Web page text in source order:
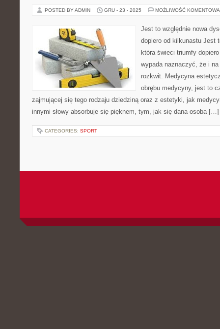
POSTED BY ADMIN GRU - 23 - 2025 MOŻLIWOŚĆ
Jest to względnie nowa
dopiero od kilkunastu Jest
która świeci triumfy
wypada naznaczyć, że i
rozkwit. Medycyna
obrębu medycyny, jest to
zajmującej się tego rodzaju dziedziną oraz z estetyki, jak
innymi słowy absorbuje się pięknem, tym, jak się dana osoba […]
CATEGORIES: SPORT